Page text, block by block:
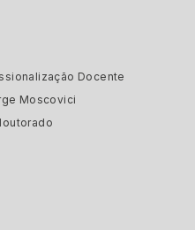
Docente
Moscovici